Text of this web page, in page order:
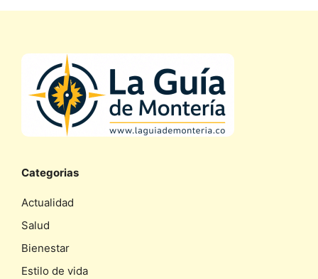
Categorias
Actualidad
Salud
Bienestar
Estilo de vida